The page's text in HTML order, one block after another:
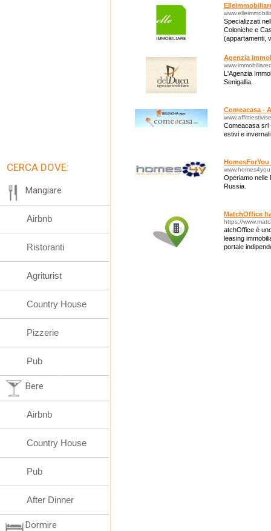
Specializzati
Coloniche e
(appartamenti,
Agenzia
L'Agenzia
Senigallia.
Comeacasa -
Comeacasa srl
estivi e
Operiamo nelle
Russia.
MatchOffice
https://
atchOffice è
leasing
portale
CERCA DOVE:
Mangiare
Airbnb
Ristoranti
Agriturist
Country House
Pizzerie
Pub
Bere
Airbnb
Country House
Pub
After Dinner
Dormire